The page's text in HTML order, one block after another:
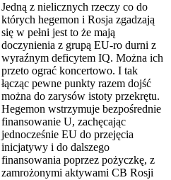
Jedną z nielicznych rzeczy co do
których hegemon i Rosja zgadzają
się w pełni jest to że mają
doczynienia z grupą EU-ro durni z
wyraźnym deficytem IQ. Można ich
przeto ograć koncertowo. I tak
łącząc pewne punkty razem dojść
można do zarysów istoty przekrętu.
Hegemon wstrzymuje bezpośrednie
finansowanie U, zachęcając
jednocześnie EU do przejęcia
inicjatywy i do dalszego
finansowania poprzez pożyczkę, z
zamrożonymi aktywami CB Rosji